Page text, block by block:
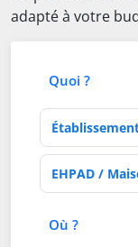
adapté à votre
Quoi ?
Type
Activités de
Où ?